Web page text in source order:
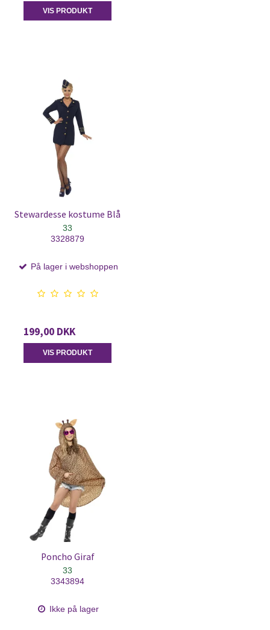
VIS PRODUKT
Stewardesse kostume Blå
33
3328879
På lager i webshoppen
199,00 DKK
VIS PRODUKT
Poncho Giraf
33
3343894
Ikke på lager